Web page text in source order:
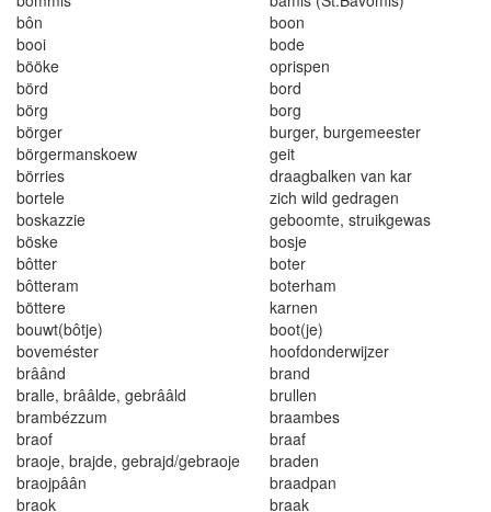
bôn
boon
booi
bode
bööke
oprispen
börd
bord
börg
borg
börger
burger, burgemeester
börgermanskoew
geit
börries
draagbalken van kar
bortele
zich wild gedragen
boskazzie
geboomte, struikgewas
böske
bosje
bôtter
boter
bôtteram
boterham
böttere
karnen
bouwt(bôtje) boot(je)
boveméster
hoofdonderwijzer
brâând
brand
bralle, brââlde, gebrââld
brullen
brambézzum
braambes
braof
braaf
braoje, brajde, gebrajd/gebraoje
braden
braojpâân
braadpan
braok
braak